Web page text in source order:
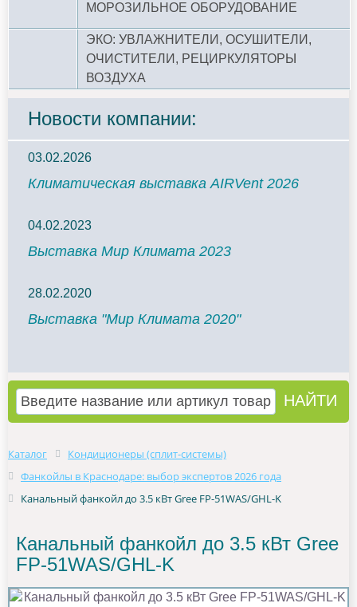
МОРОЗИЛЬНОЕ ОБОРУДОВАНИЕ
ЭКО: УВЛАЖНИТЕЛИ, ОСУШИТЕЛИ,
ОЧИСТИТЕЛИ, РЕЦИРКУЛЯТОРЫ
ВОЗДУХА
Новости компании:
03.02.2026
Климатическая выставка AIRVent 2026
04.02.2023
Выставка Мир Климата 2023
28.02.2020
Выставка "Мир Климата 2020"
Каталог
Кондиционеры (сплит-системы)
Фанкойлы в Краснодаре: выбор экспертов 2026 года
Канальный фанкойл до 3.5 кВт Gree FP-51WAS/GHL-K
Канальный фанкойл до 3.5 кВт Gree
FP-51WAS/GHL-K